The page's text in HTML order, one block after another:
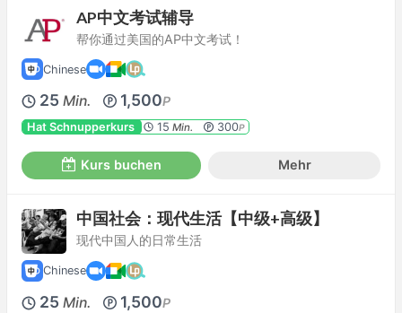
AP中文考试辅导
帮你通过美国的AP中文考试！
Chinese
25 Min. 1,500P
Hat Schnupperkurs 15 Min. 300P
Kurs buchen Mehr
中国社会：现代生活【中级+高级】
现代中国人的日常生活
Chinese
25 Min. 1,500P